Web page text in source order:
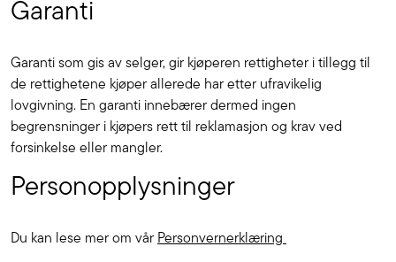
Garanti
Garanti som gis av selger, gir kjøperen rettigheter i tillegg til
de rettighetene kjøper allerede har etter ufravikelig
lovgivning. En garanti innebærer dermed ingen
begrensninger i kjøpers rett til reklamasjon og krav ved
forsinkelse eller mangler.
Personopplysninger
Du kan lese mer om vår Personvernerklæring